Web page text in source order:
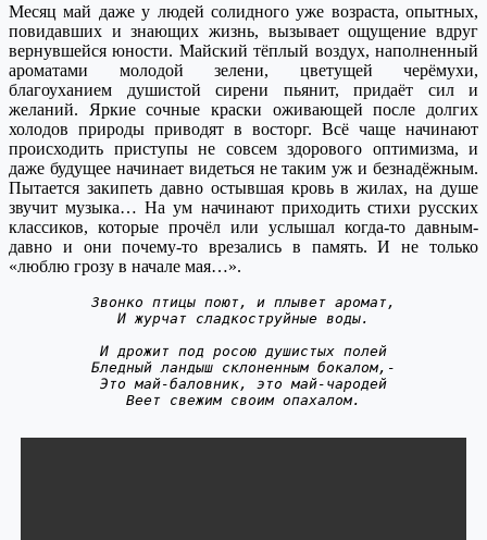
Месяц май даже у людей солидного уже возраста, опытных,
повидавших и знающих жизнь, вызывает ощущение вдруг
вернувшейся юности. Майский тёплый воздух, наполненный
ароматами молодой зелени, цветущей черёмухи,
благоуханием душистой сирени пьянит, придаёт сил и
желаний. Яркие сочные краски оживающей после долгих
холодов природы приводят в восторг. Всё чаще начинают
происходить приступы не совсем здорового оптимизма, и
даже будущее начинает видеться не таким уж и безнадёжным.
Пытается закипеть давно остывшая кровь в жилах, на душе
звучит музыка… На ум начинают приходить стихи русских
классиков, которые прочёл или услышал когда-то давным-
давно и они почему-то врезались в память. И не только
«люблю грозу в начале мая…».
Звонко птицы поют, и плывет аромат,
И журчат сладкоструйные воды.
И дрожит под росою душистых полей
Бледный ландыш склоненным бокалом,-
Это май-баловник, это май-чародей
Веет свежим своим опахалом.